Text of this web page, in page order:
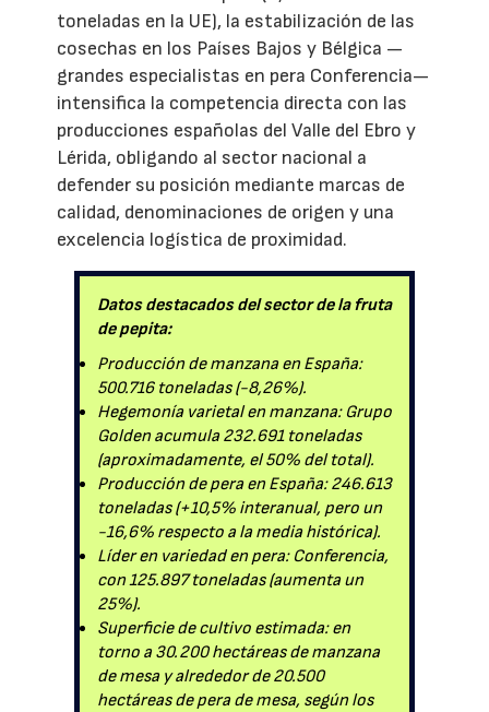
toneladas en la UE), la estabilización de las
cosechas en los Países Bajos y Bélgica —
grandes especialistas en pera Conferencia—
intensifica la competencia directa con las
producciones españolas del Valle del Ebro y
Lérida, obligando al sector nacional a
defender su posición mediante marcas de
calidad, denominaciones de origen y una
excelencia logística de proximidad.
Datos destacados del sector de la fruta
de pepita:
Producción de manzana en España:
500.716 toneladas (-8,26%).
Hegemonía varietal en manzana: Grupo
Golden acumula 232.691 toneladas
(aproximadamente, el 50% del total).
Producción de pera en España: 246.613
toneladas (+10,5% interanual, pero un
-16,6% respecto a la media histórica).
Líder en variedad en pera: Conferencia,
con 125.897 toneladas (aumenta un
25%).
Superficie de cultivo estimada: en
torno a 30.200 hectáreas de manzana
de mesa y alrededor de 20.500
hectáreas de pera de mesa, según los